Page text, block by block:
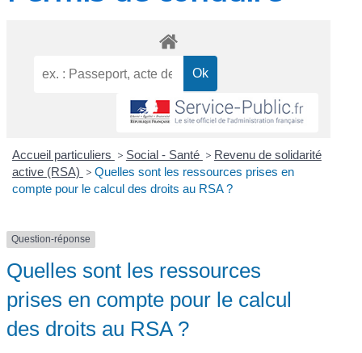
Accueil particuliers > Social - Santé > Revenu de solidarité
active (RSA) > Quelles sont les ressources prises en
compte pour le calcul des droits au RSA ?
Question-réponse
Quelles sont les ressources
prises en compte pour le calcul
des droits au RSA ?